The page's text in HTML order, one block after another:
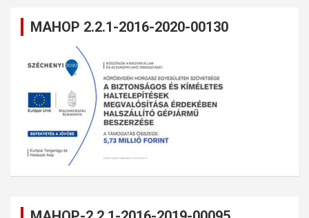
MAHOP 2.2.1-2016-2020-00130